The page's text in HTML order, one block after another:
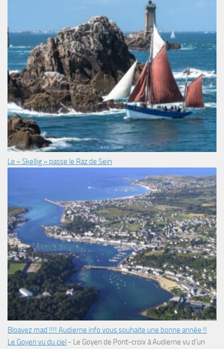
Le « Skellig » passe le Raz de Sein
Bloavez mad !!!! Audierne info vous souhaite une bonne année !!
Le Goyen vu du ciel - Le Goyen de Pont-croix à Audierne vu d’un